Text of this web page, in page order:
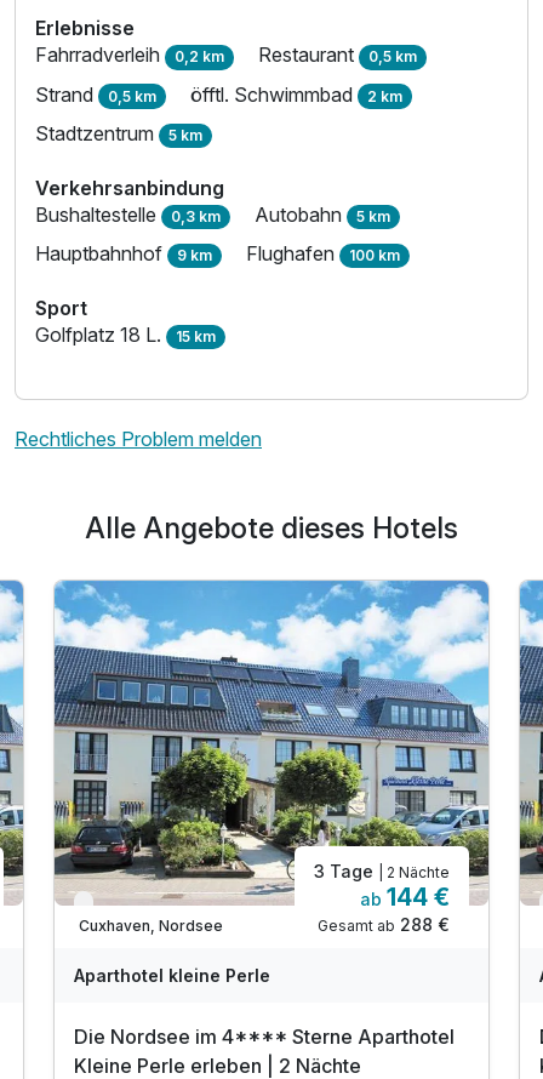
Einzelzimmer
Ausstattung
Zusatznächte
Für 3 Tage p.P. ab239,00 €
Erlebnisse
Fahrradverleih 0,2 km Restaurant 0,5 km
Strand 0,5 km öfftl. Schwimmbad 2 km
Stadtzentrum 5 km
Verkehrsanbindung
Bushaltestelle 0,3 km Autobahn 5 km
Hauptbahnhof 9 km Flughafen 100 km
Sport
Golfplatz 18 L. 15 km
Rechtliches Problem melden
Alle Angebote dieses Hotels
Verfügbar bis Januar
Cuxhaven, Nordsee
3 Tage | 2 Nächte
ab 144 €
Gesamt ab 288 €
Aparthotel kleine Perle
Die Nordsee im 4**** Sterne Aparthotel
Kleine Perle erleben | 2 Nächte